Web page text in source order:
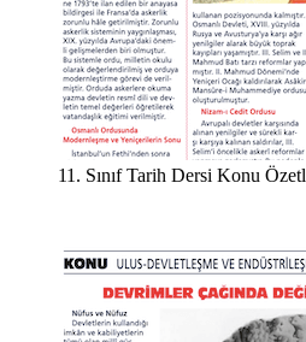
11. Sınıf Tarih Dersi Konu